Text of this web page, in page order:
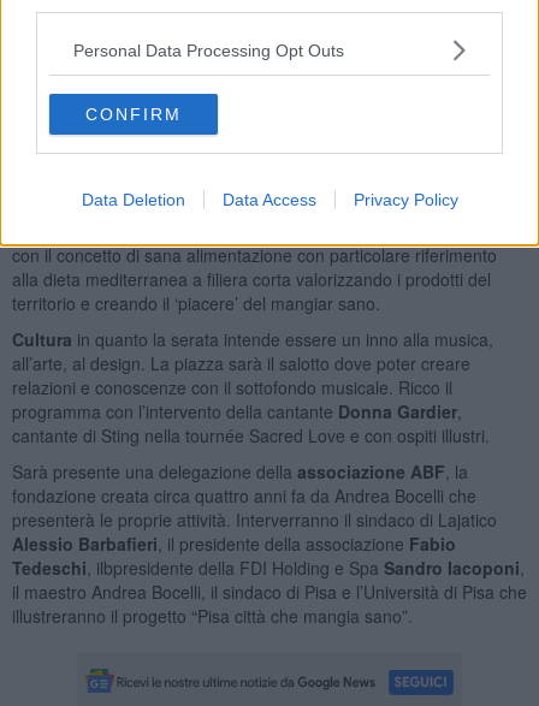
Personal Data Processing Opt Outs
CONFIRM
Data Deletion Data Access Privacy Policy
Assaggiin quanto la serata vuole cogliere l’occasione dei
festeggiamenti del decennale del Teatro del Silenzio per celebrare
il “mangiar sano” e gustoso. I piatti della cena, infatti, sono stati
che vede firmatari del Protocollo di Intesa Regione Toscana,
Comune di Pisa, Università di Pisa, Azienda Ospedaliero
Universitaria Pisana, ASL 5, e che è volto a prevenire l’insorgenza
comportamento
con il concetto di sana alimentazione con particolare riferimento
alla dieta mediterranea a filiera corta valorizzando i prodotti del
territorio e creando il ‘piacere’ del mangiar sano.
Cultura in quanto la serata intende essere un inno alla musica,
all’arte, al design. La piazza sarà il salotto dove poter creare
relazioni e conoscenze con il sottofondo musicale. Ricco il
programma con l’intervento della cantante Donna Gardier,
cantante di Sting nella tournée Sacred Love e con ospiti illustri.
Sarà presente una delegazione della associazione ABF , la
fondazione creata circa quattro anni fa da Andrea Bocelli che
presenterà le proprie attività. Interverranno il sindaco di Lajatico
Alessio Barbafieri , il presidente della associazione Fabio
Tedeschi , ilbpresidente della FDI Holding e Spa Sandro Iacoponi
il maestro Andrea Bocelli, il sindaco di Pisa e l’Università di Pisa che
illustreranno il progetto “Pisa città che mangia sano”.